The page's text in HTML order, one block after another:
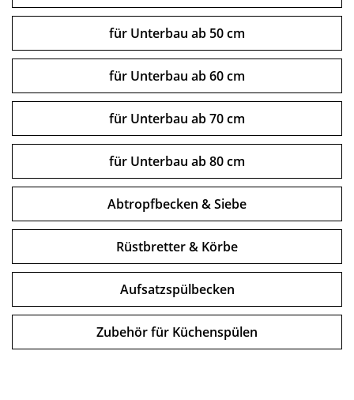
für Unterbau ab 50 cm
für Unterbau ab 60 cm
für Unterbau ab 70 cm
für Unterbau ab 80 cm
Abtropfbecken & Siebe
Rüstbretter & Körbe
Aufsatzspülbecken
Zubehör für Küchenspülen